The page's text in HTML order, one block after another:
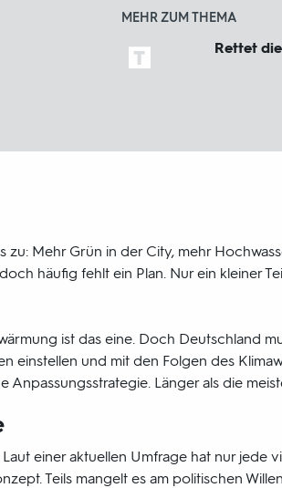
MEHR ZUM THEMA
Rettet
Mehr Grün in der City, mehr
häufig fehlt ein Plan. Nur ein kleiner
ist das eine. Doch Deutschland
einstellen und mit den Folgen des
Anpassungsstrategie. Länger als die
einer aktuellen Umfrage hat nur jede
Teils mangelt es am politischen